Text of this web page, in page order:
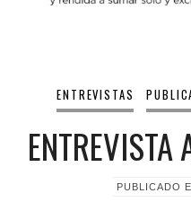
ENTREVISTAS
ENTREVISTA
PUBLICADO